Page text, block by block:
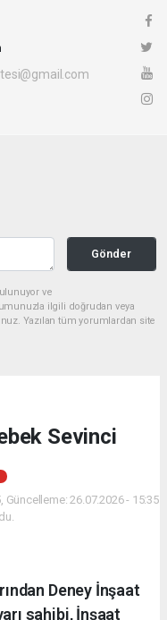
Gönder
ve
ilgili doğrudan veya
Yazılan tüm yorumlardan site
Sevinci
Güncelleme: 26.07.2026 - 15:35
Deney İnşaat
sahibi, İnşaat